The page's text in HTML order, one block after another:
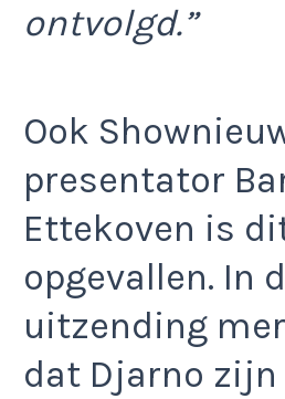
ontvolgd.”
Ook
presentator
Ettekoven is
opgevallen. In
uitzending
dat Djarno zijn